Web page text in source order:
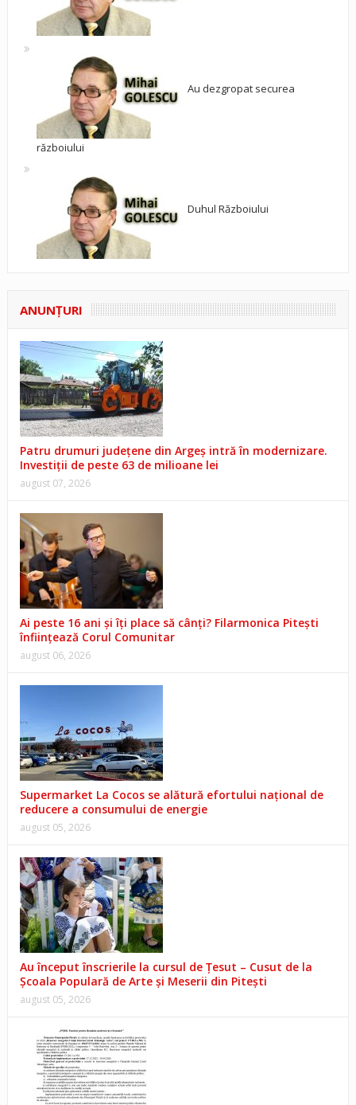
Au dezgropat securea
războiului
Duhul Războiului
ANUNŢURI
Patru drumuri județene din Argeș intră în modernizare.
Investiții de peste 63 de milioane lei
august 07, 2026
Ai peste 16 ani și îți place să cânți? Filarmonica Pitești
înființează Corul Comunitar
august 06, 2026
Supermarket La Cocos se alătură efortului național de
reducere a consumului de energie
august 05, 2026
Au început înscrierile la cursul de Țesut – Cusut de la
Școala Populară de Arte și Meserii din Pitești
august 05, 2026